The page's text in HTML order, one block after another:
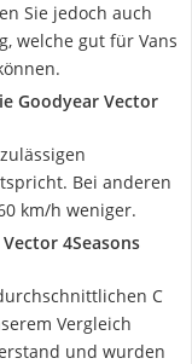
Sie jedoch auch
welche gut für Vans
Goodyear Vector
Bei anderen
km/h weniger.
4Seasons
C
Vergleich
und wurden